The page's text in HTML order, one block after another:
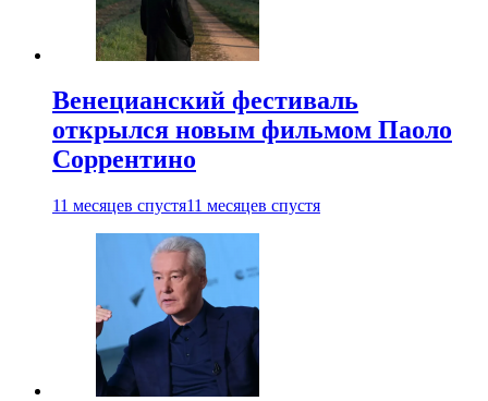
Венецианский фестиваль
открылся новым фильмом Паоло
Соррентино
11 месяцев спустя11 месяцев спустя